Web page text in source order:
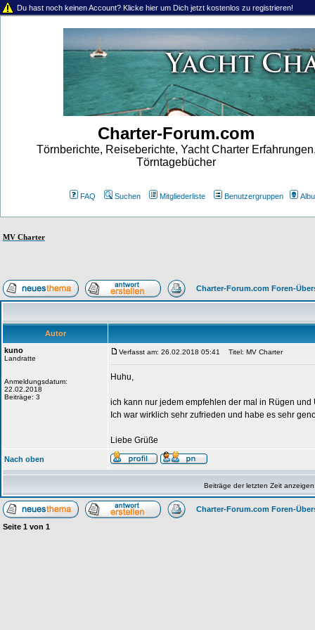
Du hast noch keinen Account? Klicke hier um Dich jetzt kostenlos zu registrieren!
Charter-Forum.com
Törnberichte, Reiseberichte, Yacht Charter
Törntagebücher
FAQ Suchen Mitgliederliste Benutzergruppen
MV Charter
Charter-Forum.com Foren-
Autor
kuno
Landratte
Anmeldungsdatum:
22.02.2018
Beiträge: 3
Verfasst am: 26.02.2018 05:41 Titel: MV Charter
Huhu,
ich kann nur jedem empfehlen der mal in Rügen
Ich war wirklich sehr zufrieden und habe es sehr
Liebe Grüße
Nach oben
Beiträge der letzten Zeit
Charter-Forum.com Foren-
Seite 1 von 1